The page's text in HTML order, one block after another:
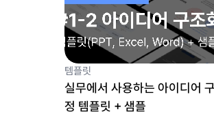
템플릿
실무에서 사용하는 아이디어
정 템플릿 + 샘플